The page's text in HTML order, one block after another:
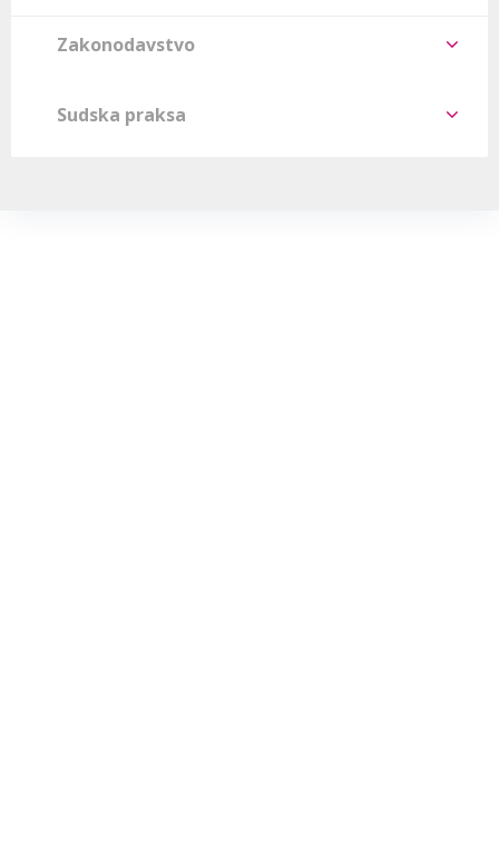
Zakonodavstvo
Sudska praksa